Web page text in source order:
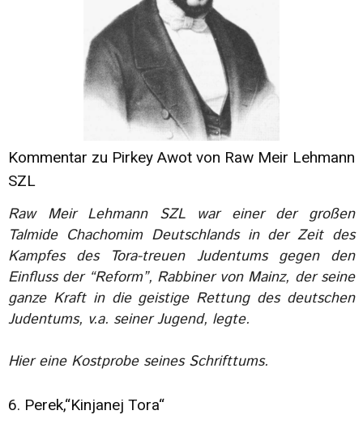
Kommentar zu Pirkey Awot von Raw Meir Lehmann
SZL
Raw Meir Lehmann SZL war einer der großen
Talmide Chachomim Deutschlands in der Zeit des
Kampfes des Tora-treuen Judentums gegen den
Einfluss der “Reform”, Rabbiner von Mainz, der seine
ganze Kraft in die geistige Rettung des deutschen
Judentums, v.a. seiner Jugend, legte.
Hier eine Kostprobe seines Schrifttums.
6. Perek,“Kinjanej Tora“